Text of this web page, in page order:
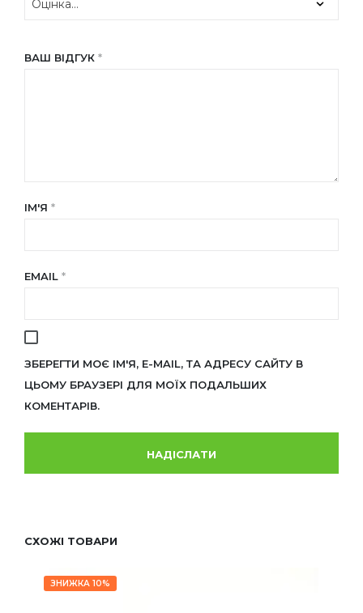
ВАШ ВІДГУК *
ІМ'Я *
EMAIL *
ЗБЕРЕГТИ МОЄ ІМ'Я, E-MAIL, ТА АДРЕСУ САЙТУ В
ЦЬОМУ БРАУЗЕРІ ДЛЯ МОЇХ ПОДАЛЬШИХ
КОМЕНТАРІВ.
СХОЖІ ТОВАРИ
ЗНИЖКА 10%